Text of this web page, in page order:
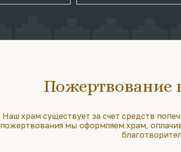
Наш храм существует за счет средств
пожертвования мы оформляем храм,